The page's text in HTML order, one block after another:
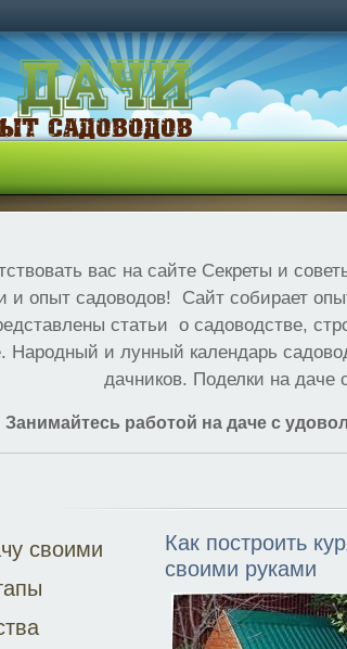
вас на сайте Секреты и
и опыт садоводов! Сайт собирает
статьи о садоводстве,
Народный и лунный календарь
дачников. Поделки на даче
Занимайтесь работой на даче с
своими
Как построить
своими руками